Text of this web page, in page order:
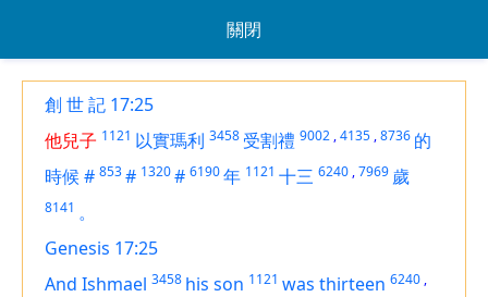
關閉
創 世 記 17:25
他兒子 1121 以實瑪利 3458 受割禮 9002 ,4135 ,8736 的
時候# 853# 1320# 6190年 1121 十三 6240 ,7969 歲
8141 。
Genesis 17:25
And Ishmael 3458 his son 1121 was thirteen 6240 ,